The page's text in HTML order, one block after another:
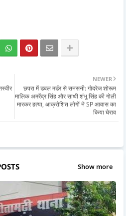
NEWER
छपरा में डबल मर्डर से सनसनी: गोदरेज शोरूम
मालिक अमरेंद्र सिंह और साथी शंभू सिंह की गोली
मारकर हत्या, आक्रोशित लोगों ने SP आवास का
किया घेराव
Show more